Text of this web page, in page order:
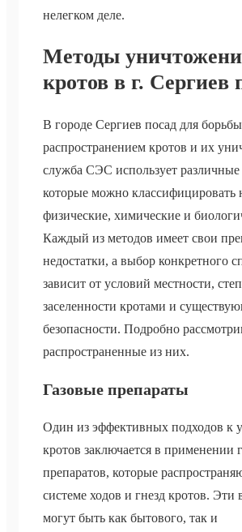
нелегком деле.
Методы
кротов в г. Сергиев
В городе Сергиев посад для
распространением кротов и их
служба СЭС использует
которые можно классифицировать
физические, химические и
Каждый из методов имеет свои
недостатки, а выбор конкретного
зависит от условий местности,
заселенности кротами и
безопасности. Подробно
распространенные из них.
Газовые препараты
Один из эффективных подходов к
кротов заключается в применении
препаратов, которые
системе ходов и гнезд кротов. Эти
могут быть как бытового, так и